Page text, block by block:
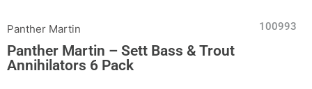
Panther Martin 100993
Panther Martin – Sett Bass & Trout
Annihilators 6 Pack